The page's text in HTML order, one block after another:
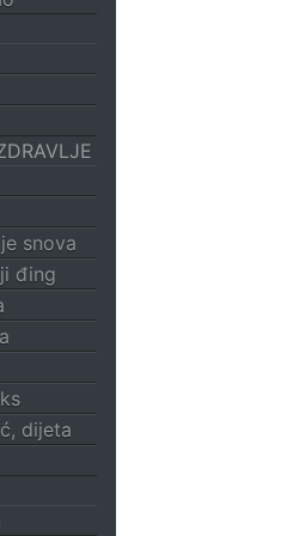
snova
đing
dijeta